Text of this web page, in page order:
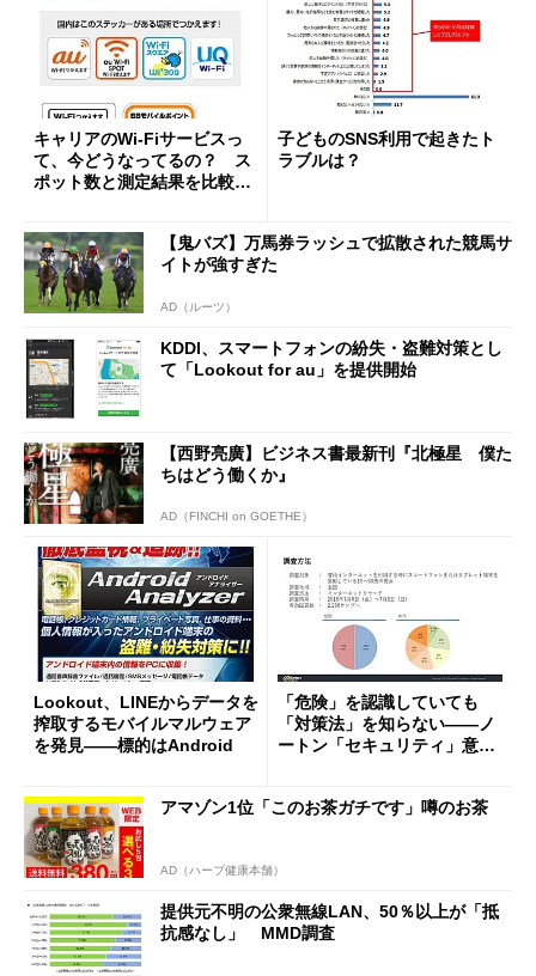
キャリアのWi-Fiサービスっ
て、今どうなってるの？ ス
ポット数と測定結果を比較し
子どものSNS利用で起きたト
ラブルは？
【鬼バズ】万馬券ラッシュで拡散された競馬サ
イトが強すぎた
AD（ルーツ）
KDDI、スマートフォンの紛失・盗難対策とし
て「Lookout for au」を提供開始
【西野亮廣】ビジネス書最新刊『北極星 僕た
ちはどう働くか』
AD（FINCHI on GOETHE）
Lookout、LINEからデータを
搾取するモバイルマルウェア
を発見――標的はAndroid
「危険」を認識していても
「対策法」を知らない――ノ
ートン「セキュリティ」意識
アマゾン1位「このお茶ガチです」噂のお茶
AD（ハーブ健康本舗）
提供元不明の公衆無線LAN、50％以上が「抵
抗感なし」 MMD調査